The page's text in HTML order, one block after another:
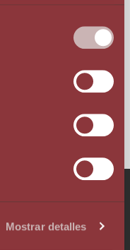
Mostrar detalles
des
avantageuses
familial